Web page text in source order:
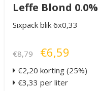
Leffe Blond 0.0%
Sixpack blik 6x0,33
€8,79 €6,59
€2,20 korting (25%)
€3,33 per liter